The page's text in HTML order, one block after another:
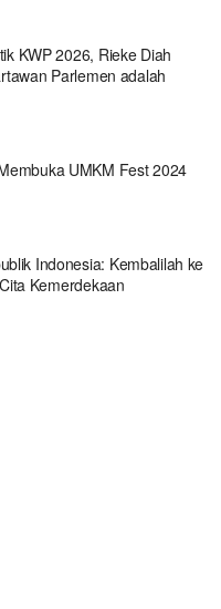
KWP 2026, Rieke Diah
Parlemen adalah
UMKM Fest 2024
Indonesia: Kembalilah ke
Kemerdekaan